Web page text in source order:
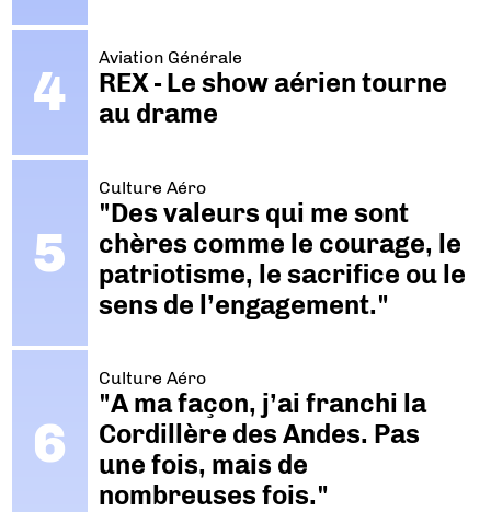
Aviation Générale
REX - Le show aérien tourne
au drame
Culture Aéro
"Des valeurs qui me sont
chères comme le courage, le
patriotisme, le sacrifice ou le
sens de l’engagement."
Culture Aéro
"A ma façon, j’ai franchi la
Cordillère des Andes. Pas
une fois, mais de
nombreuses fois."